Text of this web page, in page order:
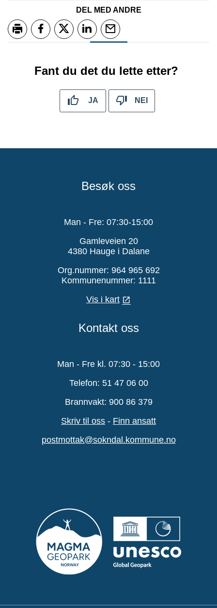
DEL MED ANDRE
Del på Facebook
Del på Twitter
Del på LinkedIn
Tips en venn
Fant du det du lette etter?
JA NEI
Besøk oss
Man - Fre: 07:30-15:00
Gamleveien 20
4380 Hauge i Dalane
Org.nummer: 964 965 692
Kommunenummer: 1111
Vis i kart
Kontakt oss
Man - Fre kl. 07:30 - 15:00
Telefon: 51 47 06 00
Brannvakt: 900 86 379
Skriv til oss - Finn ansatt
postmottak@sokndal.kommune.no